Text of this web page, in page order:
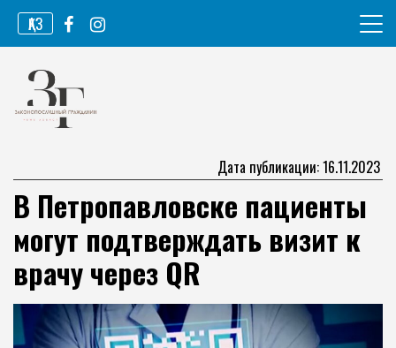
Перейти
содержимому
ҚАЗ
Законопослушный гражданин
Дата публикации: 16.11.2023
В Петропавловске пациенты
могут подтверждать визит к
врачу через QR